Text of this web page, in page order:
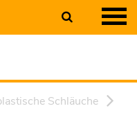
Schläuche